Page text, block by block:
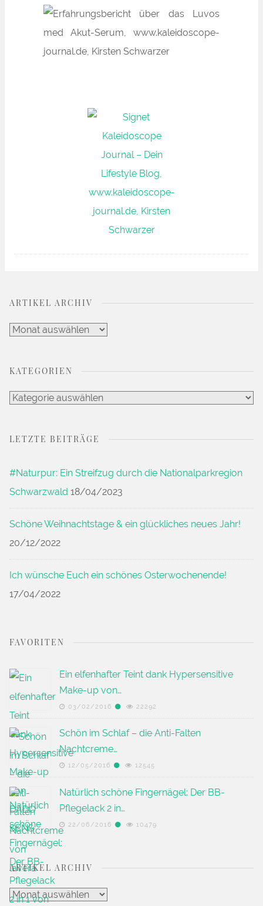
ARTIKEL ARCHIV
Artikel
KATEGORIEN
Kategorien
LETZTE BEITRÄGE
#Naturpur: Ein Streifzug durch die Nationalparkregion
Schwarzwald 18/04/2023
Schöne Weihnachtstage & ein glückliches neues Jahr!
20/12/2022
Ich wünsche Euch ein schönes Osterwochenende!
17/04/2022
FAVORITEN
Ein elfenhafter Teint dank Hypersensitive
Make-up von…
03/02/2016 22292
Schön im Schlaf – die Anti-Falten
Nachtcreme…
12/05/2016 12545
Natürlich schöne Fingernägel: Der BB-
Pflegelack 2 in…
22/06/2016 10479
ARTIKEL ARCHIV
Artikel